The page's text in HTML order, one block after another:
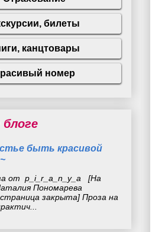
быть красивой
от p_i_r_a_n_y_a [На
Пономарева
закрыта] Проза на